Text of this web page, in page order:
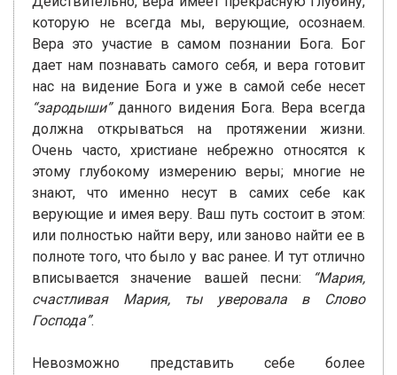
которую не всегда мы, верующие, осознаем.
Вера это участие в самом познании Бога. Бог
дает нам познавать самого себя, и вера готовит
нас на видение Бога и уже в самой себе несет
“зародыши”данного видения Бога. Вера всегда
должна открываться на протяжении жизни.
Очень часто, христиане небрежно относятся к
этому глубокому измерению веры; многие не
знают, что именно несут в самих себе как
верующие и имея веру. Ваш путь состоит в этом:
или полностью найти веру, или заново найти ее в
полноте того, что было у вас ранее. И тут отлично
вписывается значение вашей песни:
“Мария,
счастливая Мария, ты уверовала в Слово
Господа”.
Невозможно представить себе более